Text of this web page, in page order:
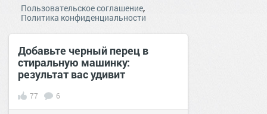
Пользовательское соглашение,
Политика конфиденциальности
Добавьте черный перец в
стиральную машинку:
результат вас удивит
77 6